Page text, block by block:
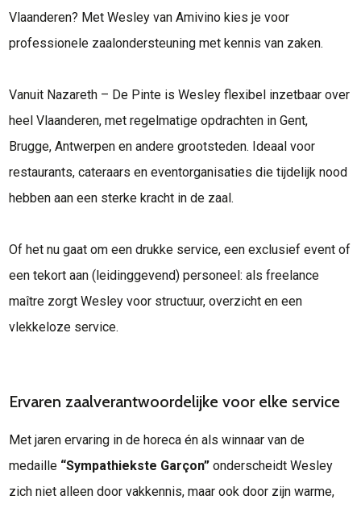
Vlaanderen? Met Wesley van Amivino kies je voor
professionele zaalondersteuning met kennis van zaken.
Vanuit Nazareth – De Pinte is Wesley flexibel inzetbaar over
heel Vlaanderen, met regelmatige opdrachten in Gent,
Brugge, Antwerpen en andere grootsteden. Ideaal voor
restaurants, cateraars en eventorganisaties die tijdelijk nood
hebben aan een sterke kracht in de zaal.
Of het nu gaat om een drukke service, een exclusief event of
een tekort aan (leidinggevend) personeel: als freelance
maître zorgt Wesley voor structuur, overzicht en een
vlekkeloze service.
Ervaren zaalverantwoordelijke voor elke service
Met jaren ervaring in de horeca én als winnaar van de
medaille “Sympathiekste Garçon” onderscheidt Wesley
zich niet alleen door vakkennis, maar ook door zijn warme,